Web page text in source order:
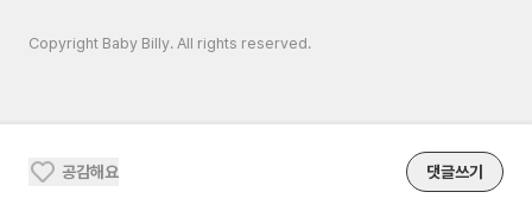
공감해요 댓글쓰기
Copyright Baby Billy. All rights reserved.